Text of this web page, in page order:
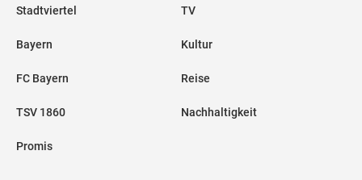
Stadtviertel
Bayern
FC Bayern
TSV 1860
Promis
TV
Kultur
Reise
Nachhaltigkeit